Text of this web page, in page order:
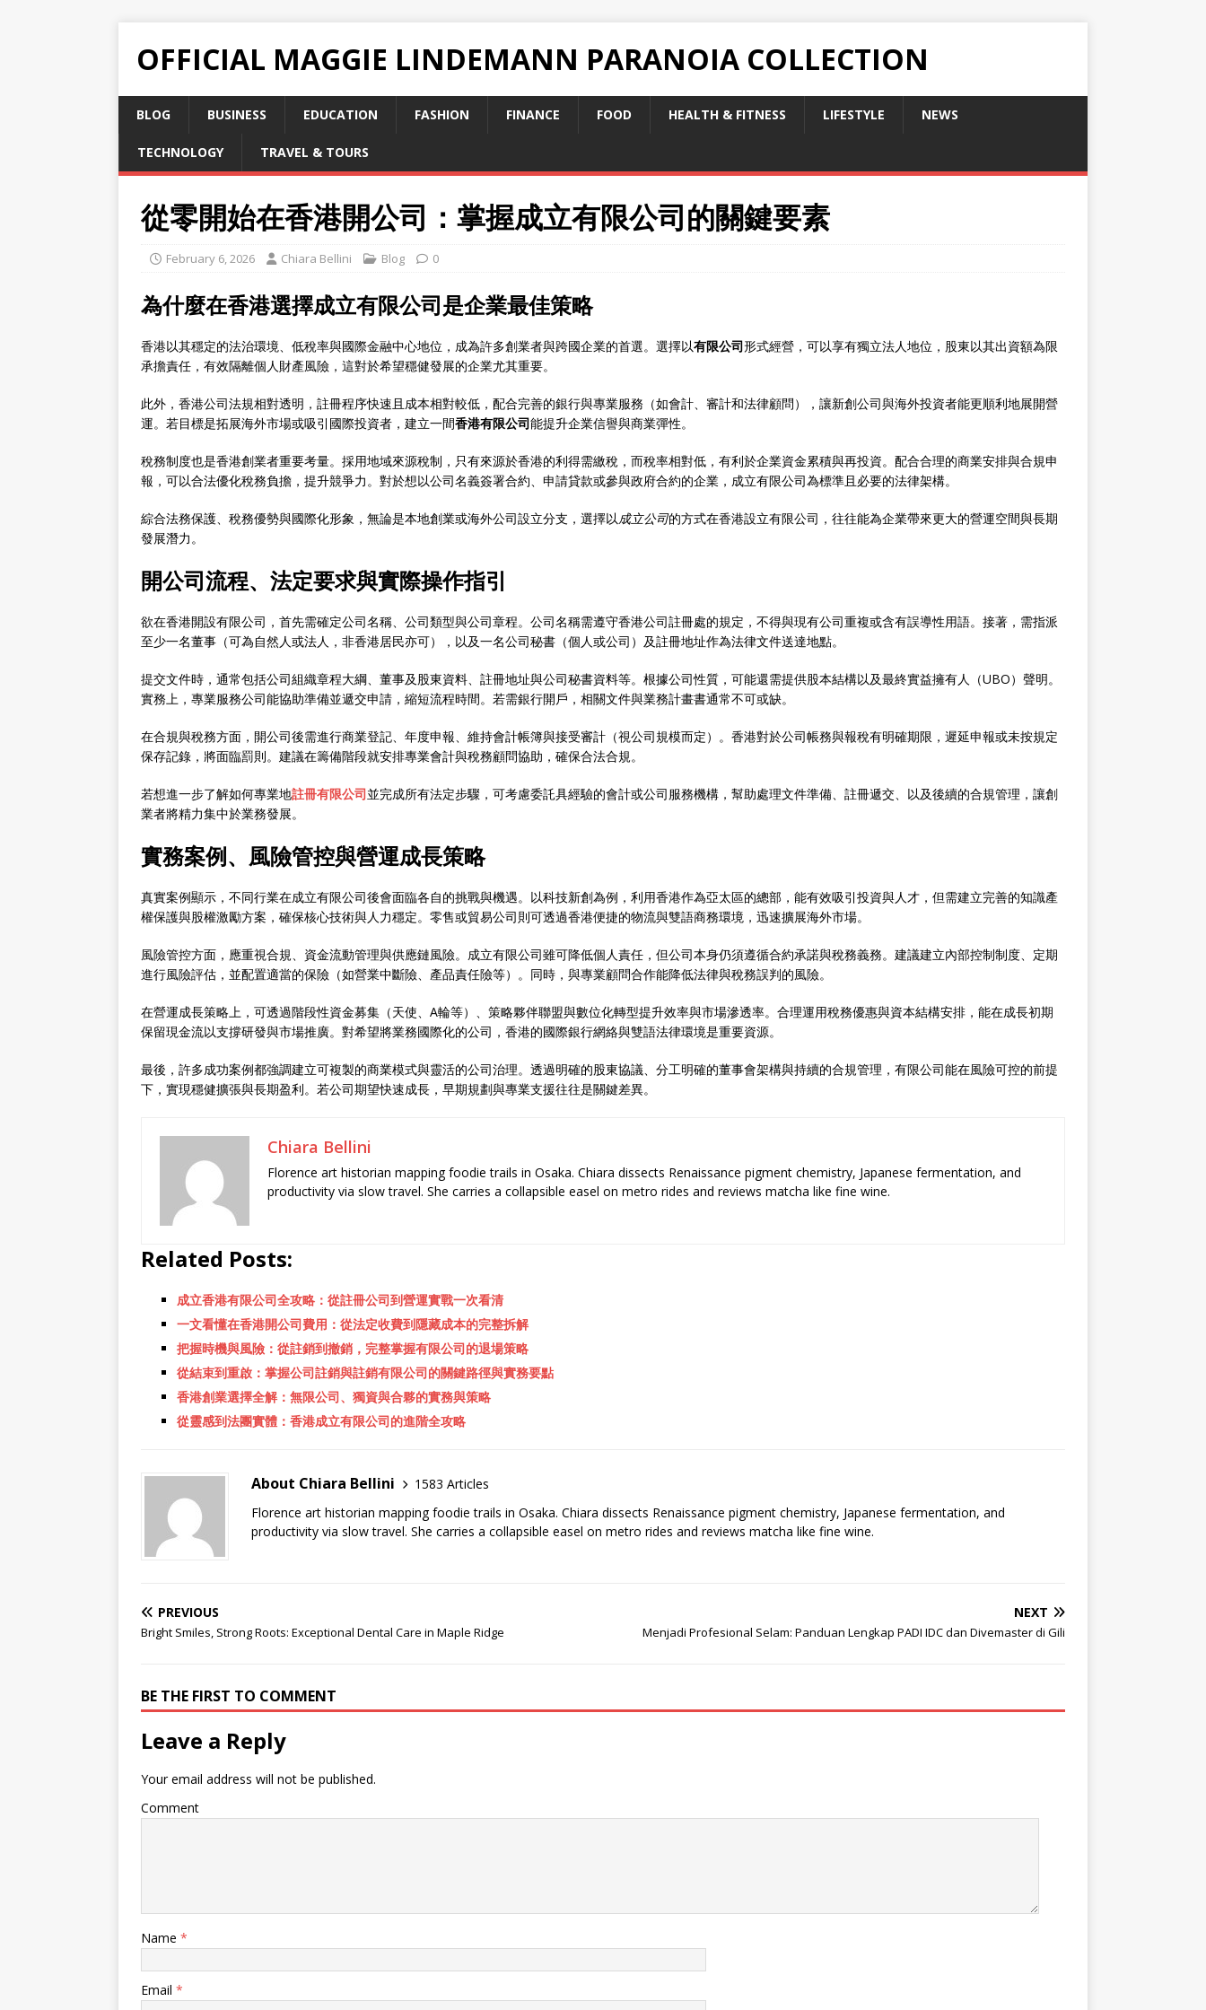
OFFICIAL MAGGIE LINDEMANN PARANOIA COLLECTION
BLOG BUSINESS EDUCATION FASHION FINANCE FOOD HEALTH & FITNESS LIFESTYLE NEWS
TECHNOLOGY TRAVEL & TOURS
從零開始在香港開公司：掌握成立有限公司的關鍵要素
February 6, 2026 Chiara Bellini Blog 0
為什麼在香港選擇成立有限公司是企業最佳策略
香港以其穩定的法治環境、低稅率與國際金融中心地位，成為許多創業者與跨國企業的首選。選擇以有限公司形式經營，可以享有獨立法人地位，股東以其出資額為限
承擔責任，有效隔離個人財產風險，這對於希望穩健發展的企業尤其重要。
此外，香港公司法規相對透明，註冊程序快速且成本相對較低，配合完善的銀行與專業服務（如會計、審計和法律顧問），讓新創公司與海外投資者能更順利地展開營
運。若目標是拓展海外市場或吸引國際投資者，建立一間香港有限公司能提升企業信譽與商業彈性。
稅務制度也是香港創業者重要考量。採用地域來源稅制，只有來源於香港的利得需繳稅，而稅率相對低，有利於企業資金累積與再投資。配合合理的商業安排與合規申
報，可以合法優化稅務負擔，提升競爭力。對於想以公司名義簽署合約、申請貸款或參與政府合約的企業，成立有限公司為標準且必要的法律架構。
綜合法務保護、稅務優勢與國際化形象，無論是本地創業或海外公司設立分支，選擇以成立公司的方式在香港設立有限公司，往往能為企業帶來更大的營運空間與長期
發展潛力。
開公司流程、法定要求與實際操作指引
欲在香港開設有限公司，首先需確定公司名稱、公司類型與公司章程。公司名稱需遵守香港公司註冊處的規定，不得與現有公司重複或含有誤導性用語。接著，需指派
至少一名董事（可為自然人或法人，非香港居民亦可），以及一名公司秘書（個人或公司）及註冊地址作為法律文件送達地點。
提交文件時，通常包括公司組織章程大綱、董事及股東資料、註冊地址與公司秘書資料等。根據公司性質，可能還需提供股本結構以及最終實益擁有人（UBO）聲明。
實務上，專業服務公司能協助準備並遞交申請，縮短流程時間。若需銀行開戶，相關文件與業務計畫書通常不可或缺。
在合規與稅務方面，開公司後需進行商業登記、年度申報、維持會計帳簿與接受審計（視公司規模而定）。香港對於公司帳務與報稅有明確期限，遲延申報或未按規定
保存記錄，將面臨罰則。建議在籌備階段就安排專業會計與稅務顧問協助，確保合法合規。
若想進一步了解如何專業地註冊有限公司並完成所有法定步驟，可考慮委託具經驗的會計或公司服務機構，幫助處理文件準備、註冊遞交、以及後續的合規管理，讓創
業者將精力集中於業務發展。
實務案例、風險管控與營運成長策略
真實案例顯示，不同行業在成立有限公司後會面臨各自的挑戰與機遇。以科技新創為例，利用香港作為亞太區的總部，能有效吸引投資與人才，但需建立完善的知識產
權保護與股權激勵方案，確保核心技術與人力穩定。零售或貿易公司則可透過香港便捷的物流與雙語商務環境，迅速擴展海外市場。
風險管控方面，應重視合規、資金流動管理與供應鏈風險。成立有限公司雖可降低個人責任，但公司本身仍須遵循合約承諾與稅務義務。建議建立內部控制制度、定期
進行風險評估，並配置適當的保險（如營業中斷險、產品責任險等）。同時，與專業顧問合作能降低法律與稅務誤判的風險。
在營運成長策略上，可透過階段性資金募集（天使、A輪等）、策略夥伴聯盟與數位化轉型提升效率與市場滲透率。合理運用稅務優惠與資本結構安排，能在成長初期
保留現金流以支撐研發與市場推廣。對希望將業務國際化的公司，香港的國際銀行網絡與雙語法律環境是重要資源。
最後，許多成功案例都強調建立可複製的商業模式與靈活的公司治理。透過明確的股東協議、分工明確的董事會架構與持續的合規管理，有限公司能在風險可控的前提
下，實現穩健擴張與長期盈利。若公司期望快速成長，早期規劃與專業支援往往是關鍵差異。
Chiara Bellini
Florence art historian mapping foodie trails in Osaka. Chiara dissects Renaissance pigment chemistry, Japanese fermentation, and
productivity via slow travel. She carries a collapsible easel on metro rides and reviews matcha like fine wine.
Related Posts:
成立香港有限公司全攻略：從註冊公司到營運實戰一次看清
一文看懂在香港開公司費用：從法定收費到隱藏成本的完整拆解
把握時機與風險：從註銷到撤銷，完整掌握有限公司的退場策略
從結束到重啟：掌握公司註銷與註銷有限公司的關鍵路徑與實務要點
香港創業選擇全解：無限公司、獨資與合夥的實務與策略
從靈感到法團實體：香港成立有限公司的進階全攻略
About Chiara Bellini
1583 Articles
Florence art historian mapping foodie trails in Osaka. Chiara dissects Renaissance pigment chemistry, Japanese fermentation, and
productivity via slow travel. She carries a collapsible easel on metro rides and reviews matcha like fine wine.
PREVIOUS
Bright Smiles, Strong Roots: Exceptional Dental Care in Maple Ridge
NEXT
Menjadi Profesional Selam: Panduan Lengkap PADI IDC dan Divemaster di Gili
BE THE FIRST TO COMMENT
Leave a Reply
Your email address will not be published.
Comment
Name *
Email *